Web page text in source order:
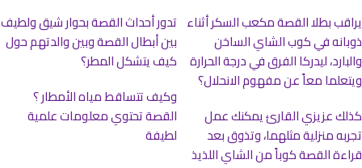
يراقب بطلا القصة مكعب السكر أثناء
ذوبانه في كوب الشاي الساخن
والبارد، ليدركا الفرق في درجة الحرارة
ويتعلما معاً عن مفهوم الانحلال؟
كذلك عزيزي القارئ يمكنك عمل
تجربه منزلية مثلهما، وتذوق بعد
قراءة القصة كوباً من الشاي اللذيذ
تدور أحداث القصة بحوار شيق ولطيف
بين أبطال القصة وبين والدتهم حول
كيف يتشكل المطر؟
وكيف تتساقط مياه الأمطار ؟
القصة تحتوي معلومات علمية
لطيفة